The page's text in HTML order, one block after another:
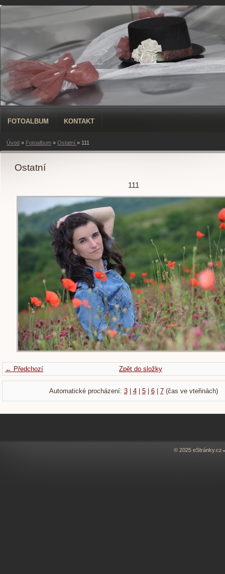
FOTOALBUM KONTAKT
Úvod » Fotoalbum » Ostatní » 111
Ostatní
111
← Předchozí Zpět do složky
Automatické procházení: 3| 4| 5| 6| 7(čas ve vteřinách)
© 2025 eStránky.cz